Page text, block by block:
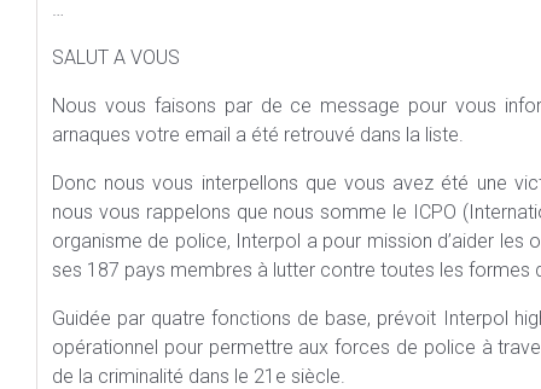
…
SALUT A VOUS
Nous vous faisons par de ce message pour vous
arnaques votre email a été retrouvé dans la liste.
Donc nous vous interpellons que vous avez été une
nous vous rappelons que nous somme le ICPO
organisme de police, Interpol a pour mission d’aider les
ses 187 pays membres à lutter contre toutes les formes
Guidée par quatre fonctions de base, prévoit Interpol
opérationnel pour permettre aux forces de police à
de la criminalité dans le 21e siècle.